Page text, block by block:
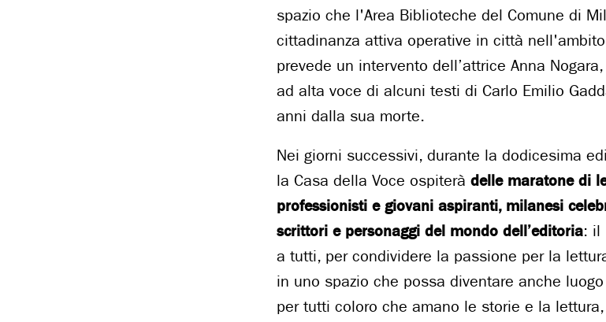
spazio che l'Area Biblioteche del Comune di
cittadinanza attiva operative in città
prevede un intervento dell’attrice Anna
ad alta voce di alcuni testi di Carlo Emilio
anni dalla sua morte.
Nei giorni successivi, durante la dodicesima
la Casa della Voce ospiterà delle maratone di
professionisti e giovani aspiranti, milanesi
scrittori e personaggi del mondo dell’editoria: il
a tutti, per condividere la passione per la
in uno spazio che possa diventare anche
per tutti coloro che amano le storie e la